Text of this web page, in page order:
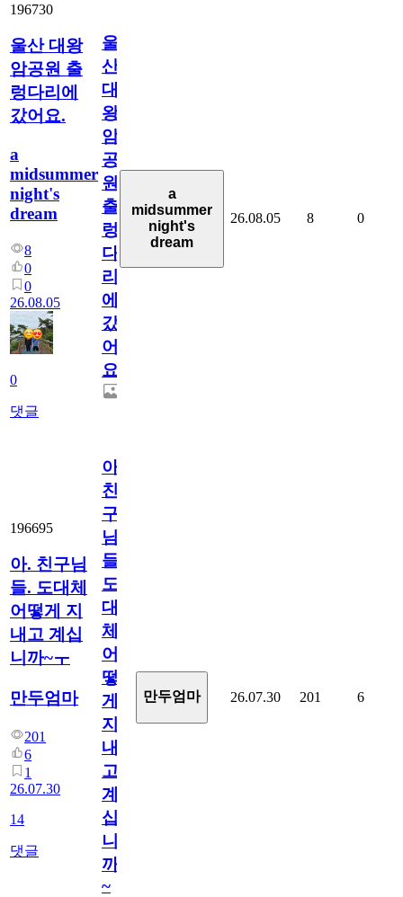
196730
울산 대왕
암공원 출
렁다리에
갔어요.
a
midsummer
night's
dream
8
0
0
26.08.05
0
댓글
울
산
대
왕
암
공
원
출
렁
다
리
에
갔
어
요.
a
midsummer
night's
dream
26.08.05 8 0
196695
아. 친구님
들. 도대체
어떻게 지
내고 계십
니까~ㅜ
만두엄마
201
6
1
26.07.30
14
댓글
아.
친
구
님
들.
도
대
체
어
떻
게
지
내
고
계
십
니
까
~
만두엄마 26.07.30 201 6